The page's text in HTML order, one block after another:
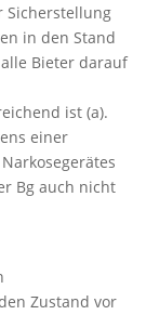
Sicherstellung
in den Stand
Bieter darauf
ist (a).
einer
Bg auch nicht
Zustand vor